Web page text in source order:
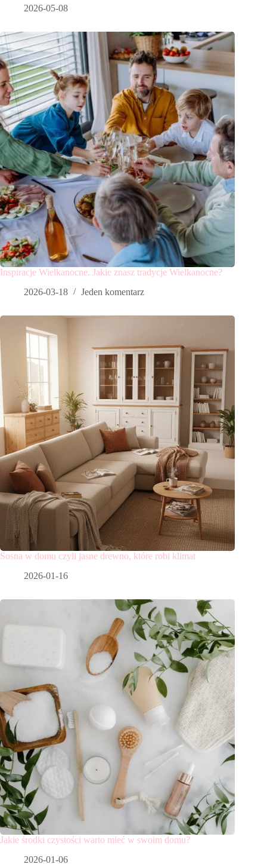
2026-05-08
Inspiracje Wielkanocne. Jakie znasz tradycje Wielkanocne?
2026-03-18
Jeden komentarz
Sosna w domu czyli jasne drewno, które robi klimat
2026-01-16
Jakie środki czystości warto mieć w swoim domu?
2026-01-06